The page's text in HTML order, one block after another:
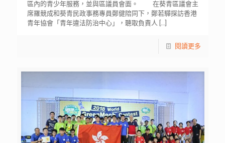
區內的青少年服務，並與區議員會面。 在葵青區議會主
席羅競成和葵青民政事務專員鄭健陪同下，鄭若驊探訪香港
青年協會「青年違法防治中心」，聽取負責人 […]
閱讀更多